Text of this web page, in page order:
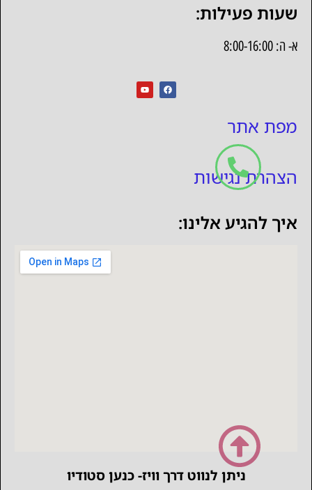
שעות פעילות:
א- ה: 8:00-16:00
מפת אתר
הצהרת נגישות
איך להגיע אלינו:
ניתן לנווט דרך וויז- כנען סטודיו